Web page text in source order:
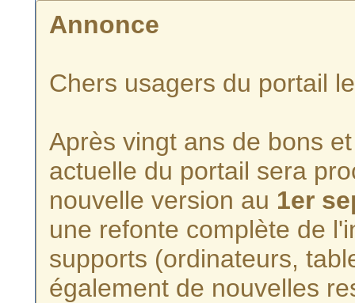
Annonce
Chers usagers du portail
Après vingt ans de bons
actuelle du portail sera
nouvelle version au 1er
une refonte complète de
supports (ordinateurs,
également de nouvelles